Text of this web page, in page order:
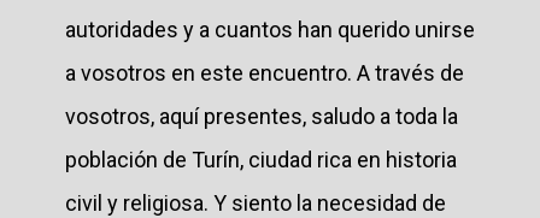
autoridades y a cuantos han querido unirse
a vosotros en este encuentro. A través de
vosotros, aquí presentes, saludo a toda la
población de Turín, ciudad rica en historia
civil y religiosa. Y siento la necesidad de